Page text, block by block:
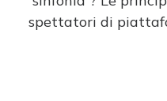
spettatori di